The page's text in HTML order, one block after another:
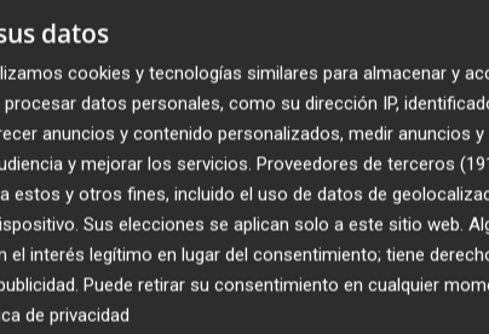
dependiendo del repostero, los secretos
probarla es entregarse al amor de
novia del Imperio, y de ahí que tenga tantos
, sobre quien recayó el encargo de deleitar a los
de repostería estaba enfermo. No
Sachertortesería mejorada por su hijo,
, y por un largo tiempo se vendería también
Pero, ya en el siglo XX, cuando el
datos
cookies y tecnologías similares para almacenar y
datos personales, como su dirección IP,
anuncios y contenido personalizados, medir anuncios y
y mejorar los servicios. Proveedores de terceros
estos y otros fines, incluido el uso de datos de
Sus elecciones se aplican solo a este sitio web.
el interés legítimo en lugar del consentimiento; tiene
. Puede retirar su consentimiento en cualquier
de privacidad